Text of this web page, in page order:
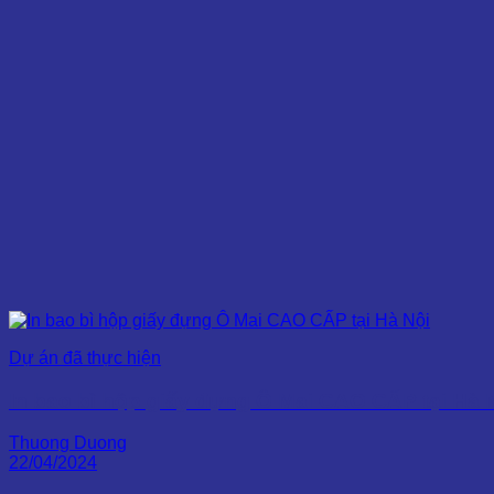
Dự án đã thực hiện
Thuong Duong
22/04/2024